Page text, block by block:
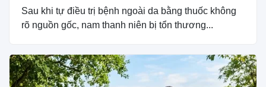
Sau khi tự điều trị bệnh ngoài da bằng thuốc không
rõ nguồn gốc, nam thanh niên bị tổn thương...